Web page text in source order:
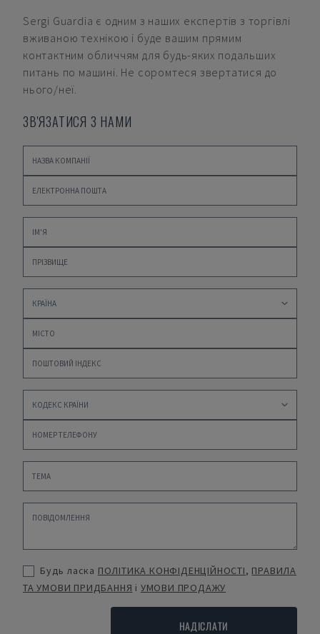
Sergi Guardia є одним з наших експертів з торгівлі
вживаною технікою і буде вашим прямим
контактним обличчям для будь-яких подальших
питань по машині. Не соромтеся звертатися до
нього/неї.
ЗВ'ЯЗАТИСЯ З НАМИ
Будь ласка ПОЛІТИКА КОНФІДЕНЦІЙНОСТІ, ПРАВИЛА
ТА УМОВИ ПРИДБАННЯ і УМОВИ ПРОДАЖУ
НАДІСЛАТИ